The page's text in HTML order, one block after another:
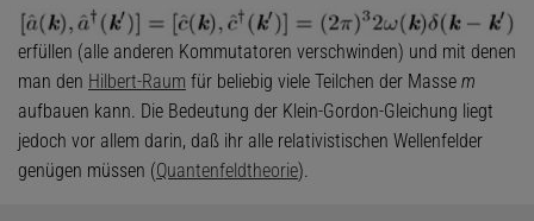
erfüllen (alle anderen Kommutatoren verschwinden) und mit denen
man den Hilbert-Raum für beliebig viele Teilchen der Masse m
aufbauen kann. Die Bedeutung der Klein-Gordon-Gleichung liegt
jedoch vor allem darin, daß ihr alle relativistischen Wellenfelder
genügen müssen (Quantenfeldtheorie).